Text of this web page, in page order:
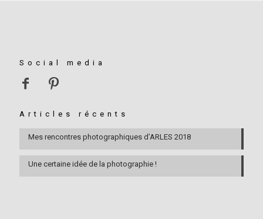
Social media
Articles récents
Mes rencontres photographiques d’ARLES 2018
Une certaine idée de la photographie !